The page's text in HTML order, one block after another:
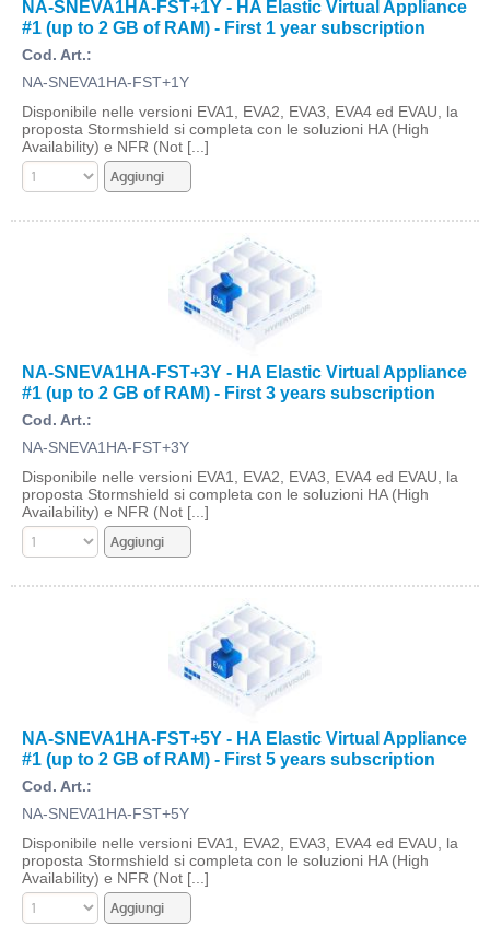
NA-SNEVA1HA-FST+1Y - HA Elastic Virtual Appliance
#1 (up to 2 GB of RAM) - First 1 year subscription
Cod. Art.:
NA-SNEVA1HA-FST+1Y
Disponibile nelle versioni EVA1, EVA2, EVA3, EVA4 ed EVAU, la
proposta Stormshield si completa con le soluzioni HA (High
Availability) e NFR (Not [...]
NA-SNEVA1HA-FST+3Y - HA Elastic Virtual Appliance
#1 (up to 2 GB of RAM) - First 3 years subscription
Cod. Art.:
NA-SNEVA1HA-FST+3Y
Disponibile nelle versioni EVA1, EVA2, EVA3, EVA4 ed EVAU, la
proposta Stormshield si completa con le soluzioni HA (High
Availability) e NFR (Not [...]
NA-SNEVA1HA-FST+5Y - HA Elastic Virtual Appliance
#1 (up to 2 GB of RAM) - First 5 years subscription
Cod. Art.:
NA-SNEVA1HA-FST+5Y
Disponibile nelle versioni EVA1, EVA2, EVA3, EVA4 ed EVAU, la
proposta Stormshield si completa con le soluzioni HA (High
Availability) e NFR (Not [...]